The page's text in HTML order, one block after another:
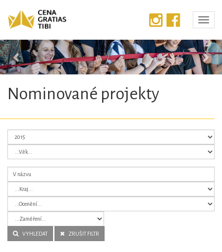
Předchozí
Nominované projekty
VYHLEDAT ZRUŠIT FILTR